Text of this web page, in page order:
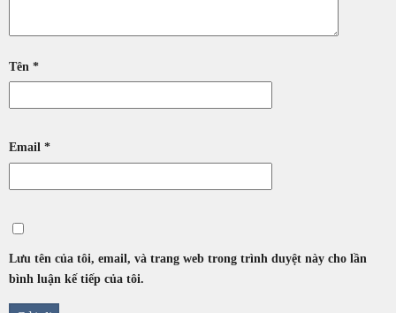
Tên *
Email *
Lưu tên của tôi, email, và trang web trong trình duyệt này cho lần
bình luận kế tiếp của tôi.